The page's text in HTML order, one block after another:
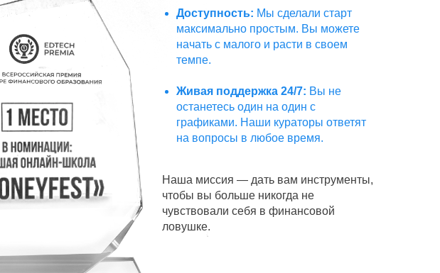
Наша миссия — дать вам инструменты,
чтобы вы больше никогда не
чувствовали себя в финансовой
ловушке.
Доступность: Мы сделали старт
максимально простым. Вы можете
начать с малого и расти в своем
темпе.
Живая поддержка 24/7: Вы не
останетесь один на один с
графиками. Наши кураторы ответят
на вопросы в любое время.